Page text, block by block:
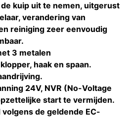
kuip uit te nemen, uitgerust
verandering van
reiniging zeer eenvoudig
3 metalen
haak en spaan.
24V, NVR (No-Voltage
start te vermijden.
de geldende EC-